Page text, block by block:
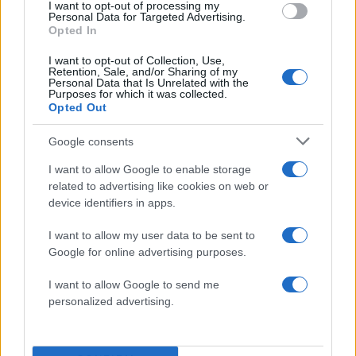
I want to opt-out of processing my
Personal Data for Targeted Advertising.
Opted In
I want to opt-out of Collection, Use,
Retention, Sale, and/or Sharing of my
Personal Data that Is Unrelated with the
Purposes for which it was collected.
Opted Out
Google consents
I want to allow Google to enable storage
related to advertising like cookies on web or
device identifiers in apps.
I want to allow my user data to be sent to
Google for online advertising purposes.
I want to allow Google to send me
personalized advertising.
πρωθυπουργός της Βρετανίας Κιρ Στάρμερ (στη μέση) και ο
πρόεδρος της Γαλλίας, Εμανουέλ Μακρόν (δεξιά), Πηγή
φωτογραφίας / JUSTIN TALLIS / Pool via REUTERS
Γαλλίακαι ηΒρετανία
στείλουν στρατεύματα στο εσωτερικό της
Ουκρανίας, ίσως μαζί με άλλες ευρωπαϊκές
δυνάμεις. Χωρίς να έχει γίνει σαφές αν ο Πούτιν
θα συμφωνούσε σε μια ειρηνευτική δύναμη,
για την Ουκρανία, με την προϋπόθεση πως θα